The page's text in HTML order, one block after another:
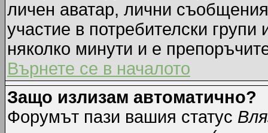
личен аватар, лични
участие в потребителски
няколко минути и е
Върнете се в началото
Защо излизам автоматично?
Форумът пази вашия статус